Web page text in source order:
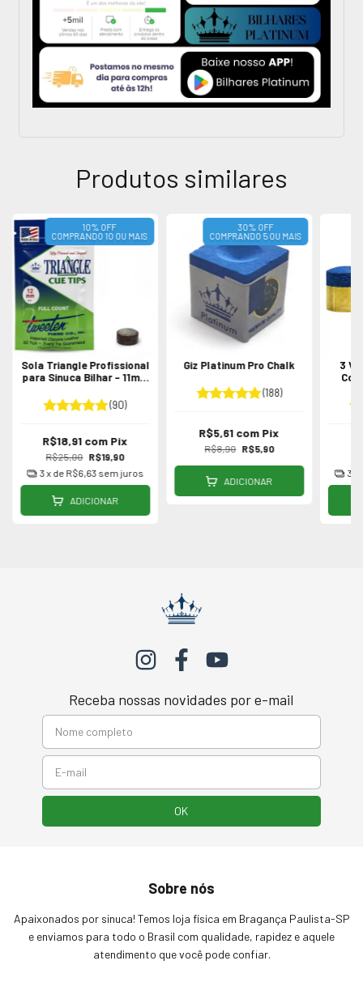
Produtos similares
10% OFF
COMPRANDO 10 OU MAIS
Sola Triangle Profissional
para Sinuca Bilhar - 11mm
(90)
R$25,00 R$19,90
R$18,91 com Pix
3x de R$6,63 sem juros
ADICIONAR
30% OFF
COMPRANDO 5 OU MAIS
Giz Platinum Pro Chalk
(188)
R$8,90 R$5,90
R$5,61 com Pix
ADICIONAR
3
3
Receba nossas novidades por e-mail
Sobre nós
Apaixonados por sinuca! Temos loja física em Bragança Paulista-SP
e enviamos para todo o Brasil com qualidade, rapidez e aquele
atendimento que você pode confiar.